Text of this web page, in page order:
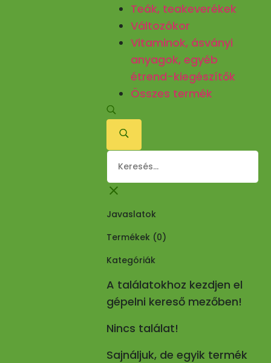
Teák, teakeverékek
Változókor
Vitaminok, ásványi
anyagok, egyéb
étrend-kiegészítők
Összes termék
Javaslatok
Termékek (0)
Kategóriák
A találatokhoz kezdjen el
gépelni kereső mezőben!
Nincs találat!
Sajnáljuk, de egyik termék